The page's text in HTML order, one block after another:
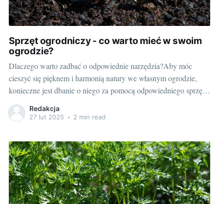
Sprzęt ogrodniczy - co warto mieć w swoim
ogrodzie?
Dlaczego warto zadbać o odpowiednie narzędzia?Aby móc
cieszyć się pięknem i harmonią natury we własnym ogrodzie,
konieczne jest dbanie o niego za pomocą odpowiedniego sprzętu
ogrodniczego. Nic nie działa tak relaksująco, jak praca na
świeżym powietrzu wśród kwiatów i drzew. Każdy miłośnik
Redakcja
27 lut 2025 • 2 min read